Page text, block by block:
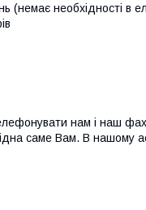
(немає необхідності в
нам і наш
саме Вам. В нашому